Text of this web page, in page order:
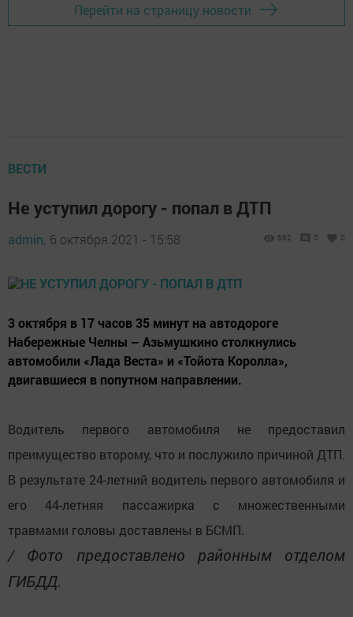
Перейти на страницу новости
ВЕСТИ
Не уступил дорогу - попал в ДТП
admin, 6 октября 2021 - 15:58 662 0 0
3 октября в 17 часов 35 минут на автодороге
Набережные Челны – Азьмушкино столкнулись
автомобили «Лада Веста» и «Тойота Королла»,
двигавшиеся в попутном направлении.
Водитель первого автомобиля не предоставил
преимущество второму, что и послужило причиной ДТП.
В результате 24-летний водитель первого автомобиля и
его 44-летняя пассажирка с множественными
травмами головы доставлены в БСМП.
/ Фото предоставлено районным отделом
ГИБДД.